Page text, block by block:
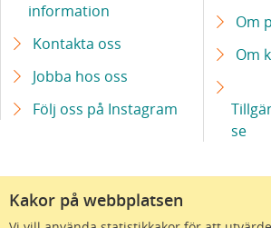
Kakor på webbplatsen
information
Kontakta oss
Jobba hos oss
Följ oss på Instagram
Om
Om
se